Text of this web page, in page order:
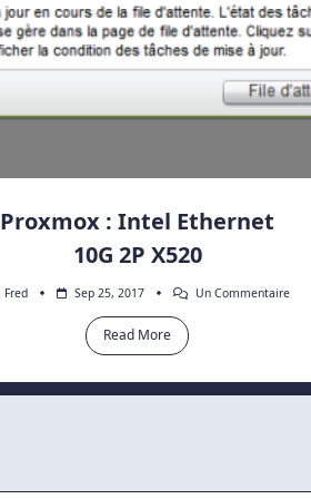
Proxmox : Intel Ethernet
10G 2P X520
Fred Sep 25, 2017 Un CommentaireSur
2P
Read More